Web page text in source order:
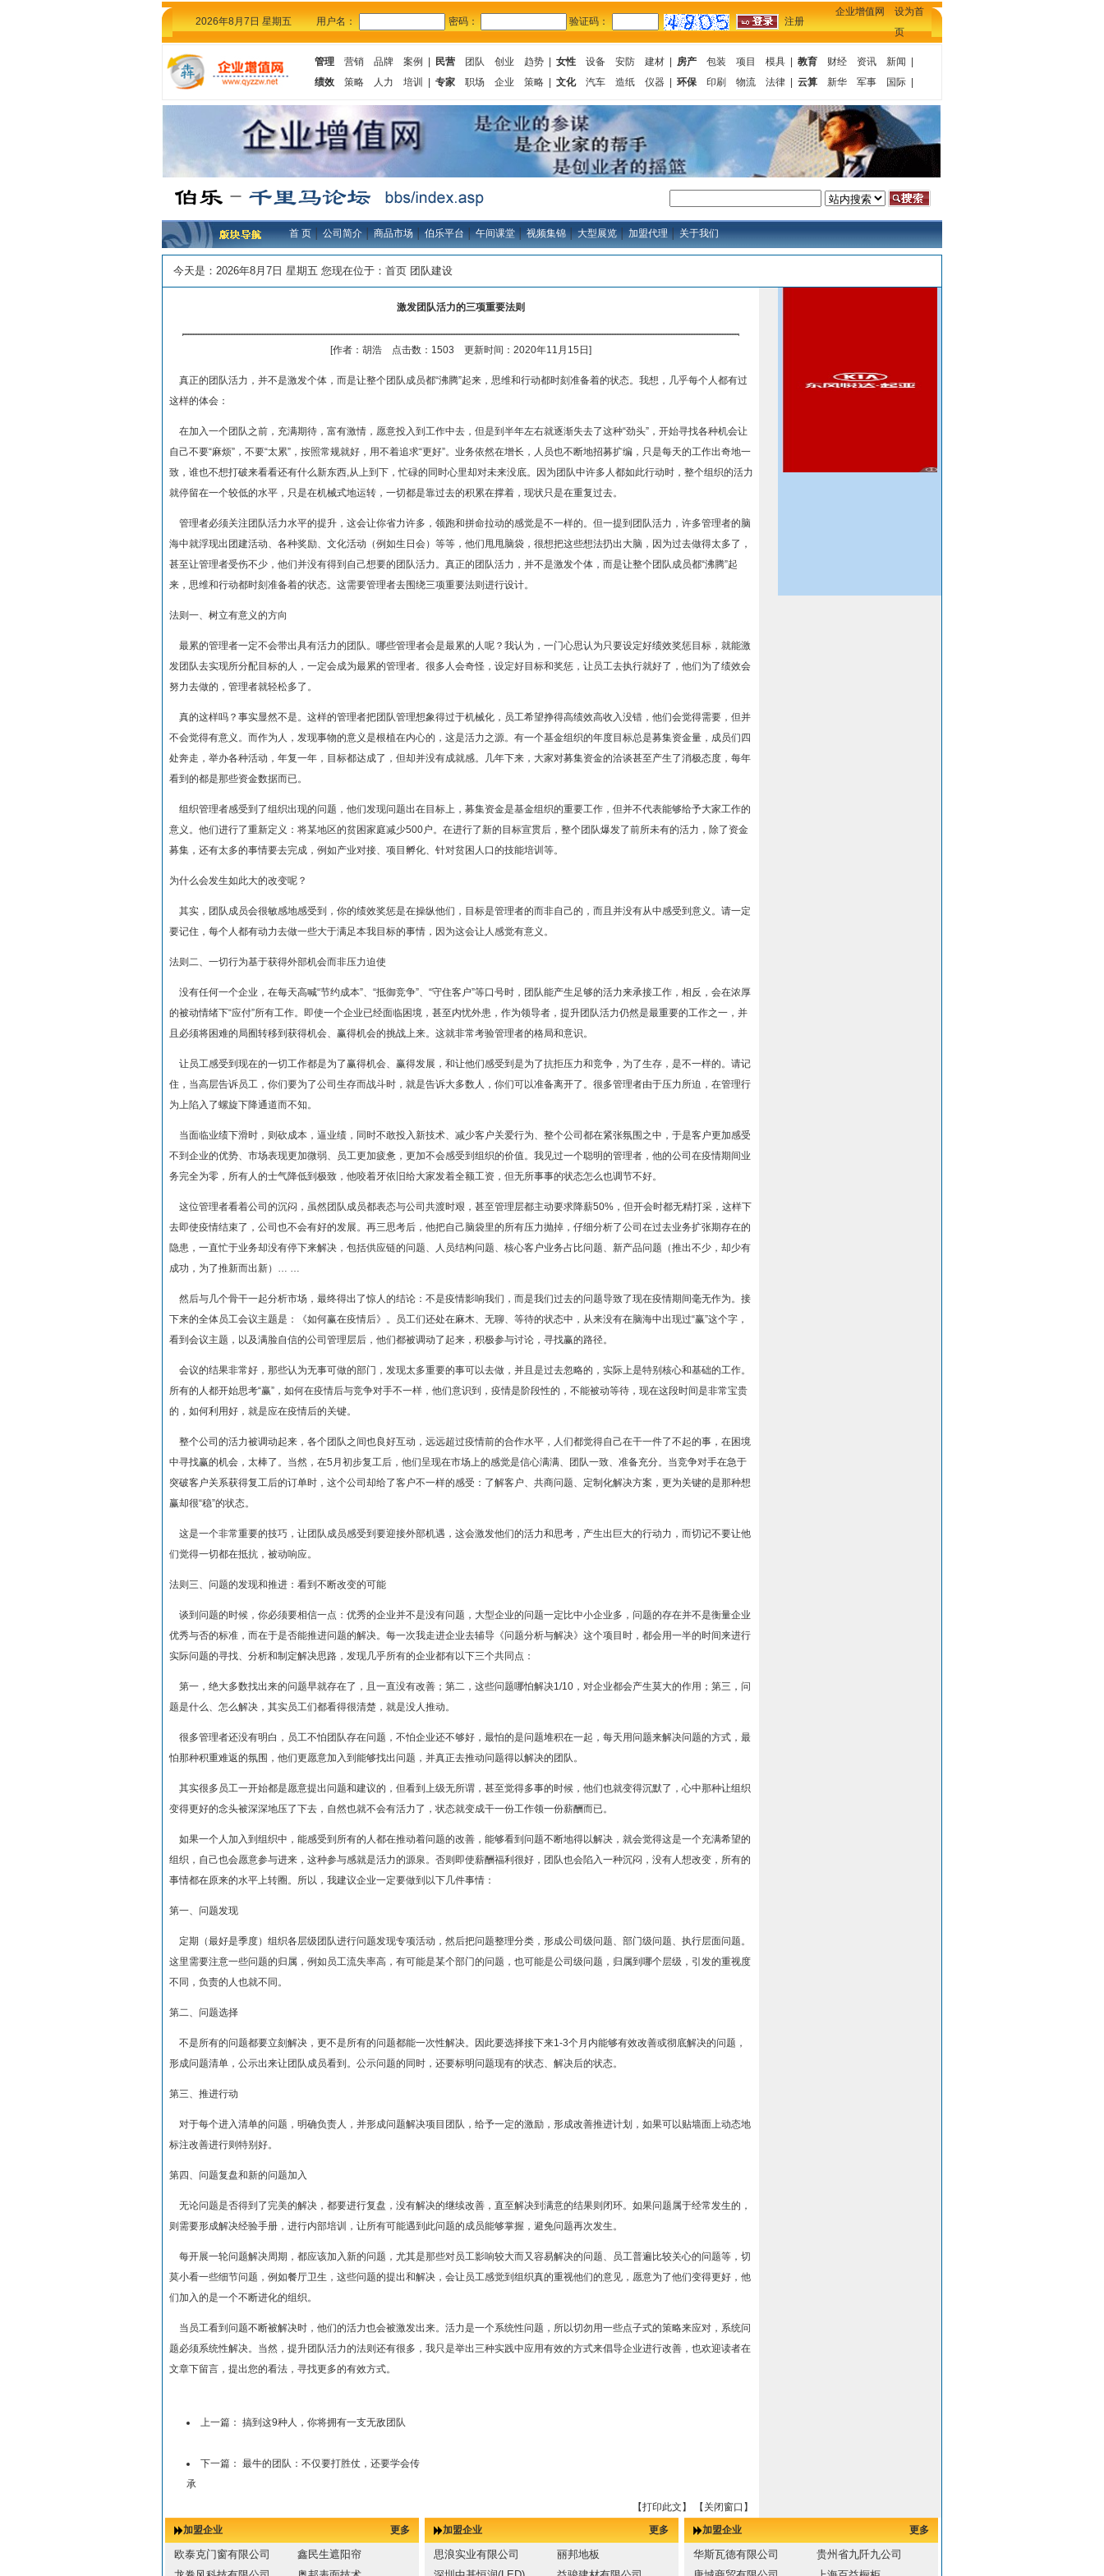
2026年8月7日 星期五 用户名： 密码： 验证码： 注册
企业增值网 设为首
页
管理 营销 品牌 案例 民营 团队 创业 趋势 女性 设备 安防 建材 房产 包装 项目 模具 教育 财经 资讯 新闻
绩效
策略 人力 培训 专家 职场 企业 策略 文化 汽车 造纸 仪器 环保 印刷 物流 法律 云算 新华 军事 国际
首 页│公司简介│商品市场│伯乐平台│午间课堂│视频集锦│大型展览│加盟代理│关于我们
今天是： 2026年8月7日 星期五 您现在位于： 首页 团队建设
激发团队活力的三项重要法则
[作者：胡浩 点击数：1503 更新时间：2020年11月15日]
真正的团队活力，并不是激发个体，而是让整个团队成员都“沸腾”起来，思维和行动都时刻准备着的状态。我想，几乎每个人都有过
这样的体会：
在加入一个团队之前，充满期待，富有激情，愿意投入到工作中去，但是到半年左右就逐渐失去了这种“劲头”，开始寻找各种机会让
自己不要“麻烦”，不要“太累”，按照常规就好，用不着追求“更好”。业务依然在增长，人员也不断地招募扩编，只是每天的工作出奇地一
致，谁也不想打破来看看还有什么新东西,从上到下，忙碌的同时心里却对未来没底。因为团队中许多人都如此行动时，整个组织的活力
就停留在一个较低的水平，只是在机械式地运转，一切都是靠过去的积累在撑着，现状只是在重复过去。
管理者必须关注团队活力水平的提升，这会让你省力许多，领跑和拼命拉动的感觉是不一样的。但一提到团队活力，许多管理者的脑
海中就浮现出团建活动、各种奖励、文化活动（例如生日会）等等，他们甩甩脑袋，很想把这些想法扔出大脑，因为过去做得太多了，
甚至让管理者受伤不少，他们并没有得到自己想要的团队活力。真正的团队活力，并不是激发个体，而是让整个团队成员都“沸腾”起
来，思维和行动都时刻准备着的状态。这需要管理者去围绕三项重要法则进行设计。
法则一、树立有意义的方向
最累的管理者一定不会带出具有活力的团队。哪些管理者会是最累的人呢？我认为，一门心思认为只要设定好绩效奖惩目标，就能激
发团队去实现所分配目标的人，一定会成为最累的管理者。很多人会奇怪，设定好目标和奖惩，让员工去执行就好了，他们为了绩效会
努力去做的，管理者就轻松多了。
真的这样吗？事实显然不是。这样的管理者把团队管理想象得过于机械化，员工希望挣得高绩效高收入没错，他们会觉得需要，但并
不会觉得有意义。而作为人，发现事物的意义是根植在内心的，这是活力之源。有一个基金组织的年度目标总是募集资金量，成员们四
处奔走，举办各种活动，年复一年，目标都达成了，但却并没有成就感。几年下来，大家对募集资金的洽谈甚至产生了消极态度，每年
看到的都是那些资金数据而已。
组织管理者感受到了组织出现的问题，他们发现问题出在目标上，募集资金是基金组织的重要工作，但并不代表能够给予大家工作的
意义。他们进行了重新定义：将某地区的贫困家庭减少500户。在进行了新的目标宣贯后，整个团队爆发了前所未有的活力，除了资金
募集，还有太多的事情要去完成，例如产业对接、项目孵化、针对贫困人口的技能培训等。
为什么会发生如此大的改变呢？
其实，团队成员会很敏感地感受到，你的绩效奖惩是在操纵他们，目标是管理者的而非自己的，而且并没有从中感受到意义。请一定
要记住，每个人都有动力去做一些大于满足本我目标的事情，因为这会让人感觉有意义。
法则二、一切行为基于获得外部机会而非压力迫使
没有任何一个企业，在每天高喊“节约成本”、“抵御竞争”、“守住客户”等口号时，团队能产生足够的活力来承接工作，相反，会在浓厚
的被动情绪下“应付”所有工作。即使一个企业已经面临困境，甚至内忧外患，作为领导者，提升团队活力仍然是最重要的工作之一，并
且必须将困难的局囿转移到获得机会、赢得机会的挑战上来。这就非常考验管理者的格局和意识。
让员工感受到现在的一切工作都是为了赢得机会、赢得发展，和让他们感受到是为了抗拒压力和竞争，为了生存，是不一样的。请记
住，当高层告诉员工，你们要为了公司生存而战斗时，就是告诉大多数人，你们可以准备离开了。很多管理者由于压力所迫，在管理行
为上陷入了螺旋下降通道而不知。
当面临业绩下滑时，则砍成本，逼业绩，同时不敢投入新技术、减少客户关爱行为、整个公司都在紧张氛围之中，于是客户更加感受
不到企业的优势、市场表现更加微弱、员工更加疲惫，更加不会感受到组织的价值。我见过一个聪明的管理者，他的公司在疫情期间业
务完全为零，所有人的士气降低到极致，他咬着牙依旧给大家发着全额工资，但无所事事的状态怎么也调节不好。
这位管理者看着公司的沉闷，虽然团队成员都表态与公司共渡时艰，甚至管理层都主动要求降薪50%，但开会时都无精打采，这样下
去即使疫情结束了，公司也不会有好的发展。再三思考后，他把自己脑袋里的所有压力抛掉，仔细分析了公司在过去业务扩张期存在的
隐患，一直忙于业务却没有停下来解决，包括供应链的问题、人员结构问题、核心客户业务占比问题、新产品问题（推出不少，却少有
成功，为了推新而出新）… …
然后与几个骨干一起分析市场，最终得出了惊人的结论：不是疫情影响我们，而是我们过去的问题导致了现在疫情期间毫无作为。接
下来的全体员工会议主题是：《如何赢在疫情后》。员工们还处在麻木、无聊、等待的状态中，从来没有在脑海中出现过“赢”这个字，
看到会议主题，以及满脸自信的公司管理层后，他们都被调动了起来，积极参与讨论，寻找赢的路径。
会议的结果非常好，那些认为无事可做的部门，发现太多重要的事可以去做，并且是过去忽略的，实际上是特别核心和基础的工作。
所有的人都开始思考“赢”，如何在疫情后与竞争对手不一样，他们意识到，疫情是阶段性的，不能被动等待，现在这段时间是非常宝贵
的，如何利用好，就是应在疫情后的关键。
整个公司的活力被调动起来，各个团队之间也良好互动，远远超过疫情前的合作水平，人们都觉得自己在干一件了不起的事，在困境
中寻找赢的机会，太棒了。当然，在5月初步复工后，他们呈现在市场上的感觉是信心满满、团队一致、准备充分。当竞争对手在急于
突破客户关系获得复工后的订单时，这个公司却给了客户不一样的感受：了解客户、共商问题、定制化解决方案，更为关键的是那种想
赢却很“稳”的状态。
这是一个非常重要的技巧，让团队成员感受到要迎接外部机遇，这会激发他们的活力和思考，产生出巨大的行动力，而切记不要让他
们觉得一切都在抵抗，被动响应。
法则三、问题的发现和推进：看到不断改变的可能
谈到问题的时候，你必须要相信一点：优秀的企业并不是没有问题，大型企业的问题一定比中小企业多，问题的存在并不是衡量企业
优秀与否的标准，而在于是否能推进问题的解决。每一次我走进企业去辅导《问题分析与解决》这个项目时，都会用一半的时间来进行
实际问题的寻找、分析和制定解决思路，发现几乎所有的企业都有以下三个共同点：
第一，绝大多数找出来的问题早就存在了，且一直没有改善；第二，这些问题哪怕解决1/10，对企业都会产生莫大的作用；第三，问
题是什么、怎么解决，其实员工们都看得很清楚，就是没人推动。
很多管理者还没有明白，员工不怕团队存在问题，不怕企业还不够好，最怕的是问题堆积在一起，每天用问题来解决问题的方式，最
怕那种积重难返的氛围，他们更愿意加入到能够找出问题，并真正去推动问题得以解决的团队。
其实很多员工一开始都是愿意提出问题和建议的，但看到上级无所谓，甚至觉得多事的时候，他们也就变得沉默了，心中那种让组织
变得更好的念头被深深地压了下去，自然也就不会有活力了，状态就变成干一份工作领一份薪酬而已。
如果一个人加入到组织中，能感受到所有的人都在推动着问题的改善，能够看到问题不断地得以解决，就会觉得这是一个充满希望的
组织，自己也会愿意参与进来，这种参与感就是活力的源泉。否则即使薪酬福利很好，团队也会陷入一种沉闷，没有人想改变，所有的
事情都在原来的水平上转圈。所以，我建议企业一定要做到以下几件事情：
第一、问题发现
定期（最好是季度）组织各层级团队进行问题发现专项活动，然后把问题整理分类，形成公司级问题、部门级问题、执行层面问题。
这里需要注意一些问题的归属，例如员工流失率高，有可能是某个部门的问题，也可能是公司级问题，归属到哪个层级，引发的重视度
不同，负责的人也就不同。
第二、问题选择
不是所有的问题都要立刻解决，更不是所有的问题都能一次性解决。因此要选择接下来1-3个月内能够有效改善或彻底解决的问题，
形成问题清单，公示出来让团队成员看到。公示问题的同时，还要标明问题现有的状态、解决后的状态。
第三、推进行动
对于每个进入清单的问题，明确负责人，并形成问题解决项目团队，给予一定的激励，形成改善推进计划，如果可以贴墙面上动态地
标注改善进行则特别好。
第四、问题复盘和新的问题加入
无论问题是否得到了完美的解决，都要进行复盘，没有解决的继续改善，直至解决到满意的结果则闭环。如果问题属于经常发生的，
则需要形成解决经验手册，进行内部培训，让所有可能遇到此问题的成员能够掌握，避免问题再次发生。
每开展一轮问题解决周期，都应该加入新的问题，尤其是那些对员工影响较大而又容易解决的问题、员工普遍比较关心的问题等，切
莫小看一些细节问题，例如餐厅卫生，这些问题的提出和解决，会让员工感觉到组织真的重视他们的意见，愿意为了他们变得更好，他
们加入的是一个不断进化的组织。
当员工看到问题不断被解决时，他们的活力也会被激发出来。活力是一个系统性问题，所以切勿用一些点子式的策略来应对，系统问
题必须系统性解决。当然，提升团队活力的法则还有很多，我只是举出三种实践中应用有效的方式来倡导企业进行改善，也欢迎读者在
文章下留言，提出您的看法，寻找更多的有效方式。
上一篇： 搞到这9种人，你将拥有一支无敌团队
下一篇： 最牛的团队：不仅要打胜仗，还要学会传
承
【打印此文】
【关闭窗口】
加盟企业
更多
欧泰克门窗有限公司
鑫民生遮阳帘
加盟企业 更多
思浪实业有限公司
丽邦地板
加盟企业 更多
华斯瓦德有限公司
贵州省九阡九公司